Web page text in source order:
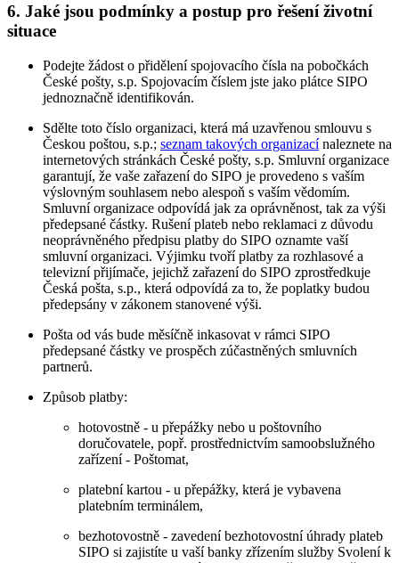
6. Jaké jsou podmínky a postup pro řešení životní
situace
Podejte žádost o přidělení spojovacího čísla na pobočkách
České pošty, s.p. Spojovacím číslem jste jako plátce SIPO
jednoznačně identifikován.
Sdělte toto číslo organizaci, která má uzavřenou smlouvu s
Českou poštou, s.p.; seznam takových organizacínaleznete na
internetových stránkách České pošty, s.p. Smluvní organizace
garantují, že vaše zařazení do SIPO je provedeno s vaším
výslovným souhlasem nebo alespoň s vaším vědomím.
Smluvní organizace odpovídá jak za oprávněnost, tak za výši
předepsané částky. Rušení plateb nebo reklamaci z důvodu
neoprávněného předpisu platby do SIPO oznamte vaší
smluvní organizaci. Výjimku tvoří platby za rozhlasové a
televizní přijímače, jejichž zařazení do SIPO zprostředkuje
Česká pošta, s.p., která odpovídá za to, že poplatky budou
předepsány v zákonem stanovené výši.
Pošta od vás bude měsíčně inkasovat v rámci SIPO
předepsané částky ve prospěch zúčastněných smluvních
partnerů.
Způsob platby:
hotovostně - u přepážky nebo u poštovního
doručovatele, popř. prostřednictvím samoobslužného
zařízení - Poštomat,
platební kartou - u přepážky, která je vybavena
platebním terminálem,
bezhotovostně - zavedení bezhotovostní úhrady plateb
SIPO si zajistíte u vaší banky zřízením služby Svolení k